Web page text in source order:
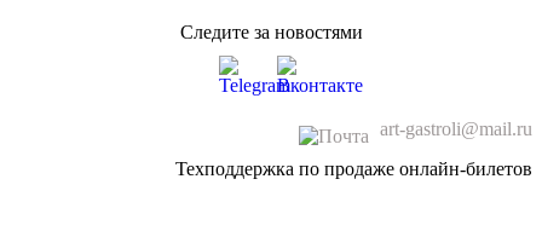
Следите за новостями
art-gastroli@mail.ru
Техподдержка по продаже онлайн-билетов